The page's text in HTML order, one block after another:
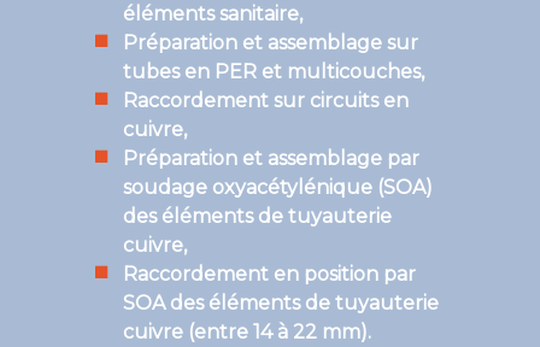
éléments sanitaire,
Préparation et assemblage sur
tubes en PER et multicouches,
Raccordement sur circuits en
cuivre,
Préparation et assemblage par
soudage oxyacétylénique (SOA)
des éléments de tuyauterie
cuivre,
Raccordement en position par
SOA des éléments de tuyauterie
cuivre (entre 14 à 22 mm).